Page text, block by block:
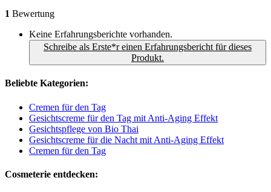
1 Bewertung
Keine Erfahrungsberichte vorhanden.
Schreibe als Erste*r einen Erfahrungsbericht für dieses
Produkt.
Beliebte Kategorien:
Cremen für den Tag
Gesichtscreme für den Tag mit Anti-Aging Effekt
Gesichtspflege von Bio Thai
Gesichtscreme für die Nacht mit Anti-Aging Effekt
Cremen für den Tag
Cosmeterie entdecken: